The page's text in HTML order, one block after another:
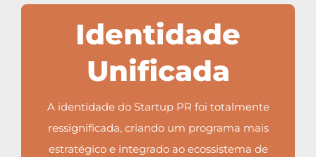
Identidade
Unificada
A identidade do Startup PR foi totalmente
ressignificada, criando um programa mais
estratégico e integrado ao ecossistema de